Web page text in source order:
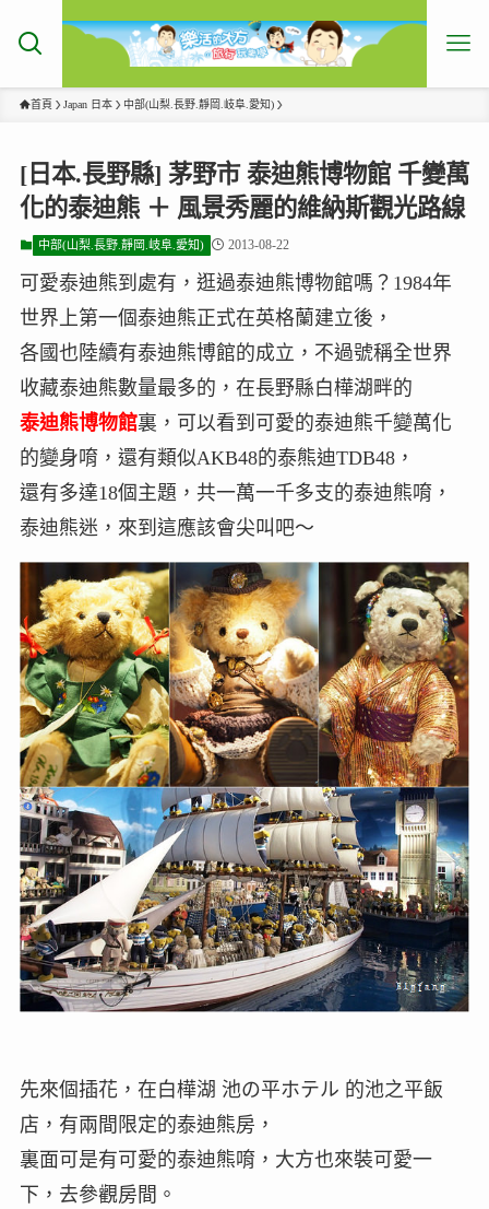
首頁 Japan 日本 中部(山梨.長野.靜岡.岐阜.愛知)
[日本.長野縣] 茅野市 泰迪熊博物館 千變萬
化的泰迪熊 ＋ 風景秀麗的維納斯觀光路線
中部(山梨.長野.靜岡.岐阜.愛知) 2013-08-22
可愛泰迪熊到處有，逛過泰迪熊博物館嗎？1984年
世界上第一個泰迪熊正式在英格蘭建立後，
各國也陸續有泰迪熊博館的成立，不過號稱全世界
收藏泰迪熊數量最多的，在長野縣白樺湖畔的
泰迪熊博物館裏，可以看到可愛的泰迪熊千變萬化
的變身唷，還有類似AKB48的泰熊迪TDB48，
還有多達18個主題，共一萬一千多支的泰迪熊唷，
泰迪熊迷，來到這應該會尖叫吧～
先來個插花，在白樺湖 池の平ホテル 的池之平飯
店，有兩間限定的泰迪熊房，
裏面可是有可愛的泰迪熊唷，大方也來裝可愛一
下，去參觀房間。